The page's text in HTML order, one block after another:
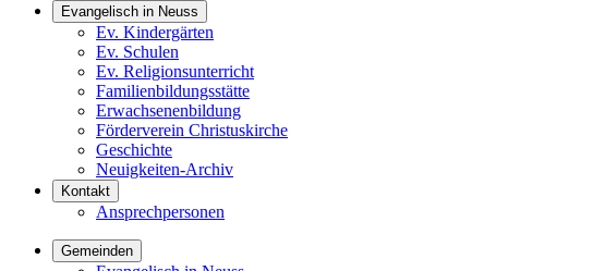
Evangelisch in Neuss
Ev. Kindergärten
Ev. Schulen
Ev. Religionsunterricht
Familienbildungsstätte
Erwachsenenbildung
Förderverein Christuskirche
Geschichte
Neuigkeiten-Archiv
Kontakt
Ansprechpersonen
Gemeinden